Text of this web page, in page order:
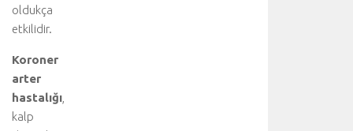
oldukça
etkilidir.
Koroner
arter
hastalığı
kalp